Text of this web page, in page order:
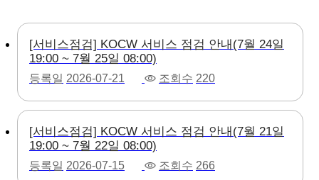
[서비스점검] KOCW 서비스 점검 안내(7월 24일
19:00 ~ 7월 25일 08:00)
등록일 2026-07-21 조회수 220
[서비스점검] KOCW 서비스 점검 안내(7월 21일
19:00 ~ 7월 22일 08:00)
등록일 2026-07-15 조회수 266